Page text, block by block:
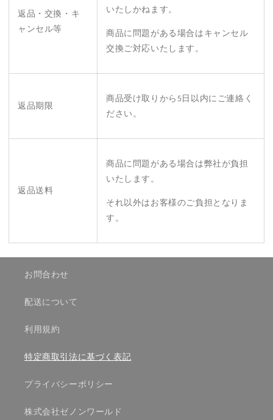
返品・交換・キ
ャンセル等
いたしかねます。
商品に問題がある場合はキャンセル
交換ご対応いたします。
返品期限
商品受け取りから5日以内にご連絡く
ださい。
返品送料
商品に問題がある場合は弊社が負担
いたします。
それ以外はお客様のご負担となりま
す。
お問合わせ
配送について
利用規約
特定商取引法に基づく表記
プライバシーポリシー
株式会社ゼノンワールド